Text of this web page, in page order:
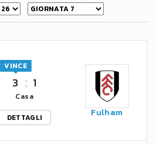
3
VINCE
1
Casa
DETTAGLI
Fulham